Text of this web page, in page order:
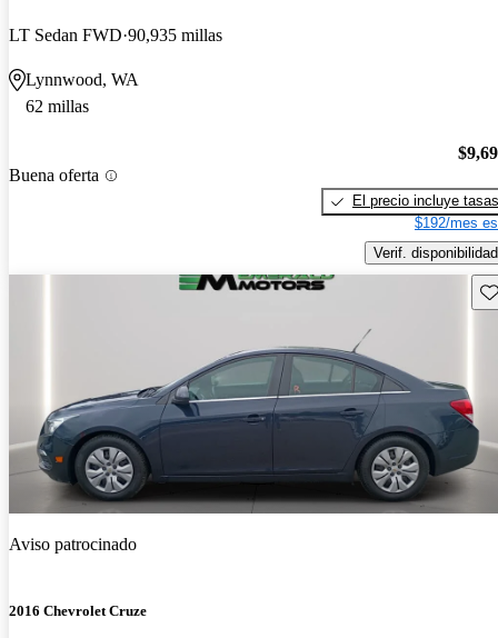
LT Sedan FWD 90,935 millas
Lynnwood, WA
62 millas
Buena oferta
El precio incluye tasas
$192/mes
Verif. disponibilidad
Aviso patrocinado
2016 Chevrolet Cruze